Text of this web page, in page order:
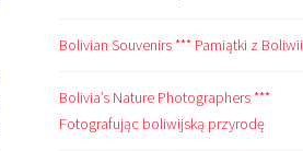
Bolivian Souvenirs *** Pamiątki z Boliwii
Bolivia’s Nature Photographers ***
Fotografując boliwijską przyrodę